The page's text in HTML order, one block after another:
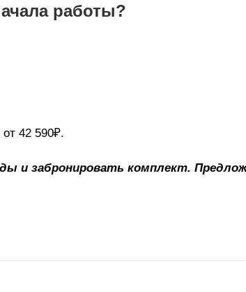
работы?
42 590₽.
и забронировать комплект.